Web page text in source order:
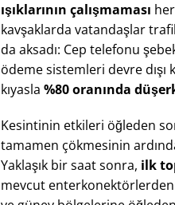
ışıklarının çalışmaması
kavşaklarda vatandaşlar
da aksadı: Cep telefonu
ödeme sistemleri devre
kıyasla %80 oranında
Kesintinin etkileri öğleden
tamamen çökmesinin
Yaklaşık bir saat sonra, ilk
mevcut enterkonektörlerden